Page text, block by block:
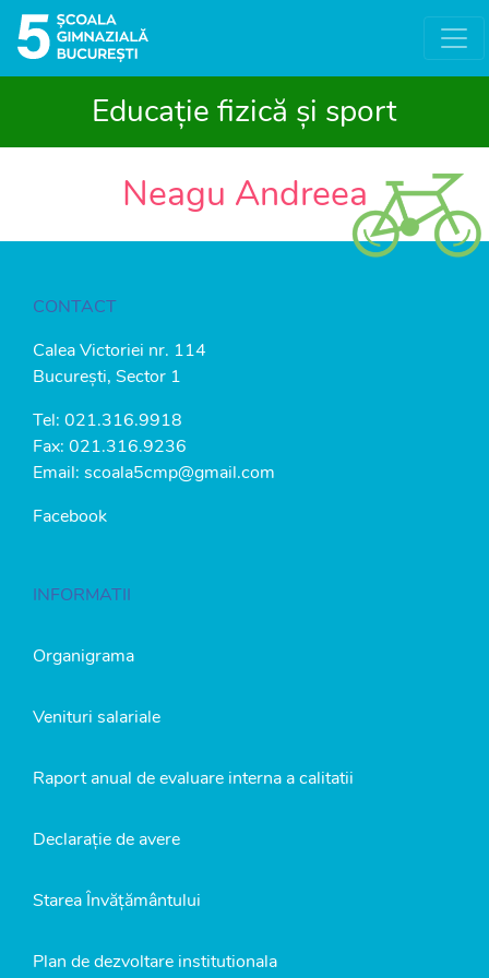
Educație fizică și sport
Neagu Andreea
CONTACT
Calea Victoriei nr. 114
București, Sector 1
Tel: 021.316.9918
Fax: 021.316.9236
Email: scoala5cmp@gmail.com
Facebook
INFORMATII
Organigrama
Venituri salariale
Raport anual de evaluare interna a calitatii
Declarație de avere
Starea Învățământului
Plan de dezvoltare institutionala